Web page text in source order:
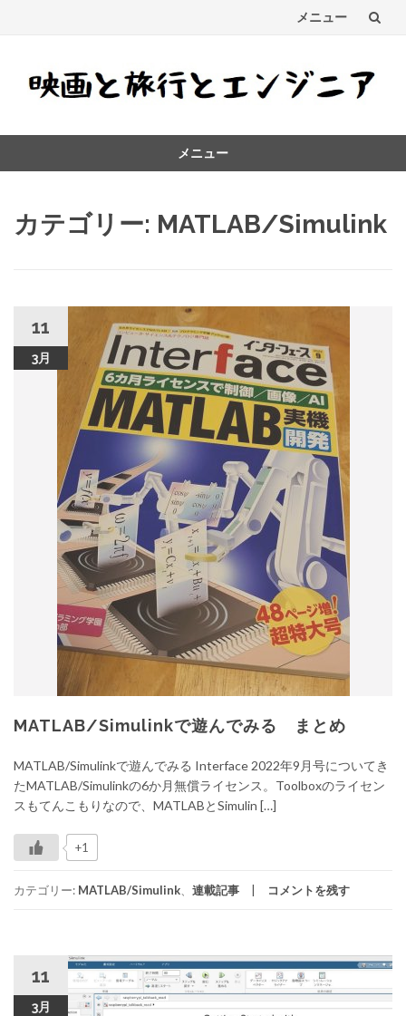
メニュー
へ
メニュー
カテゴリー: MATLAB/Simulink
11
3月
MATLAB/Simulinkで遊んでみる まとめ
MATLAB/Simulinkで遊んでみる Interface 2022年9月号についてき
たMATLAB/Simulinkの6か月無償ライセンス。Toolboxのライセン
スもてんこもりなので、MATLABとSimulin […]
+1
カテゴリー: MATLAB/Simulink 連載記事 コメントを残す
11
3月